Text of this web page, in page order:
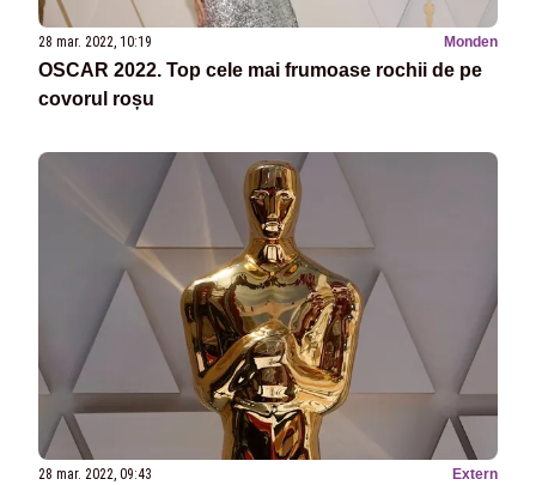
28 mar. 2022, 10:19 Monden
OSCAR 2022. Top cele mai frumoase rochii de pe
covorul roșu
28 mar. 2022, 09:43 Extern